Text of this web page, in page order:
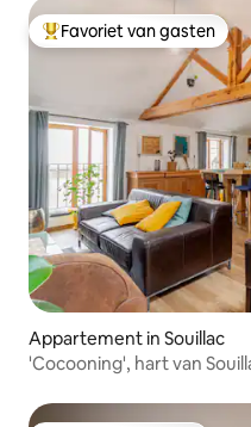
Topfavoriet van gasten
Favoriet van gasten
Appartement in Souillac
'Cocooning', hart van